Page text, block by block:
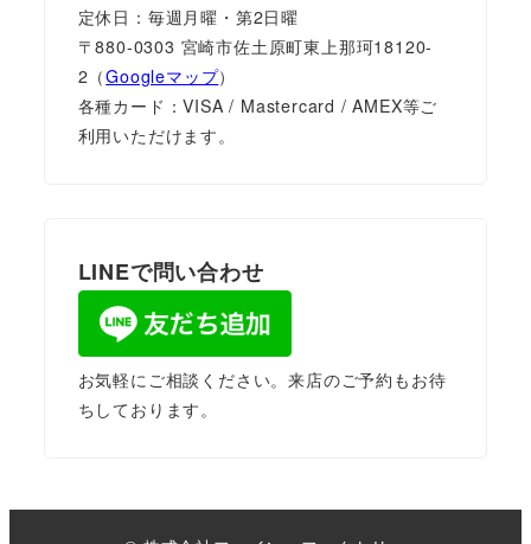
定休日：毎週月曜・第2日曜
〒880-0303 宮崎市佐土原町東上那珂18120-
2（Googleマップ）
各種カード：VISA / Mastercard / AMEX等ご
利用いただけます。
LINEで問い合わせ
お気軽にご相談ください。来店のご予約もお待
ちしております。